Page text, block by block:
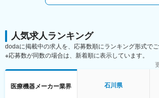
HP：https://fms-careers.fujifilm.com/
■研修制度
に慣れていただきます。上記のとおり実機を
などから必要なスキルを段階的に習得できま
でもキャッチアップいただける環境です！
※その他年間研修カリキュラムがあり、成熟度
フレックス制度を導入しており、午前・午後
人気求人ランキング
dodaに掲載中の求人を、応募数順にランキング形式でご
※応募数が同数の場合は、新着順に表示しています。
医療機器メーカー業界 石川県